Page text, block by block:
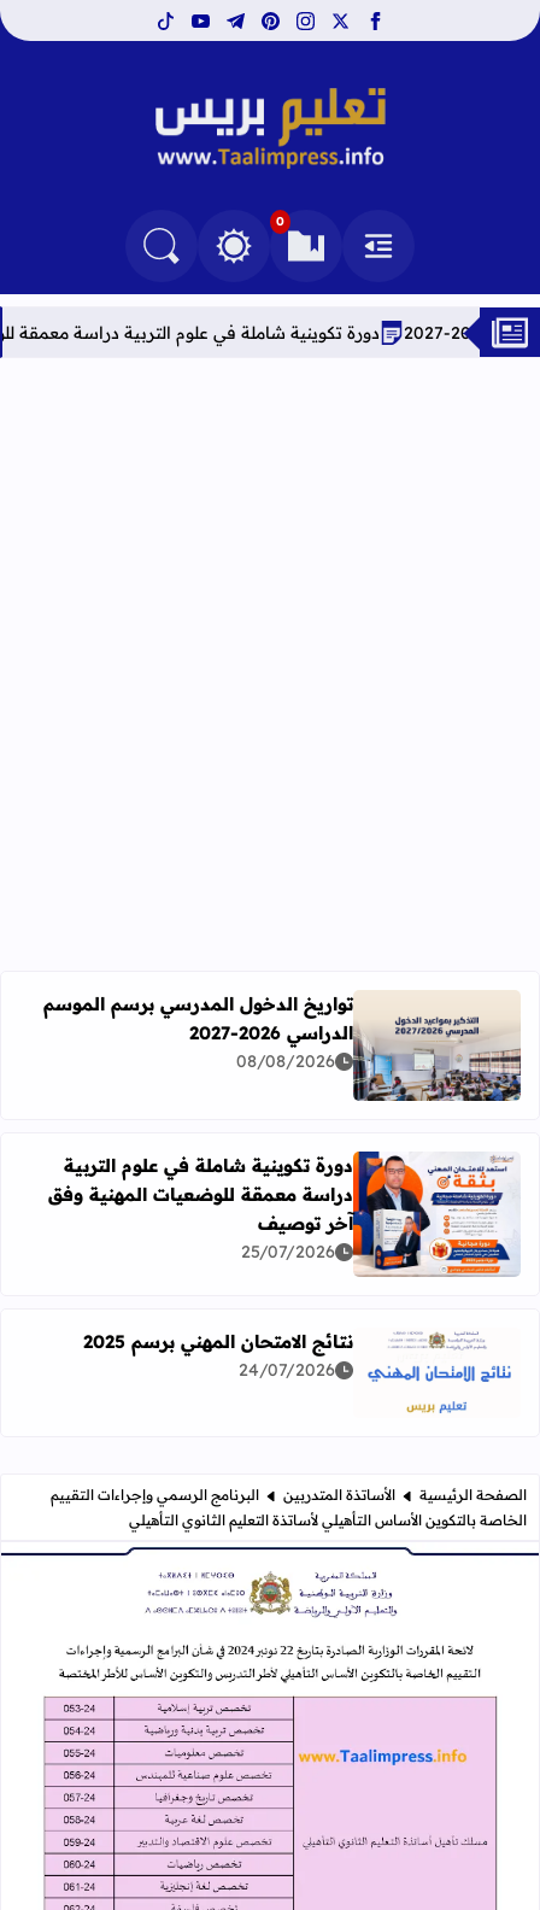
facebook
x
instagram
pinterest
telegram
youtube
tiktok
تعليم بريس TaalimPress
القائمة
0
العلامات المرجعيةالتغيير بين الوضع النهاري والداكن
البحث في المدونة
دورة تكوينية شاملة في علوم التربية دراسة معمقة للوضعيات المهنية
اقرأ المزيد عن تواريخ الدخول المدرسي برسم الموسم الدراسي 2026-
تواريخ الدخول المدرسي برسم الموسم
الدراسي 2026-2027
08/08/2026
اقرأ المزيد عن دورة تكوينية شاملة في علوم التربية
دورة تكوينية شاملة في علوم التربية
دراسة معمقة للوضعيات المهنية وفق
آخر توصيف
25/07/2026
اقرأ المزيد عن نتائج الامتحان المهني برسم 2025
نتائج الامتحان المهني برسم 2025
24/07/2026
الصفحة الرئيسية الأساتذة المتدربين
البرنامج الرسمي وإجراءات التقييم
الخاصة بالتكوين الأساس التأهيلي لأساتذة التعليم الثانوي التأهيلي
البرنامج الرسمي وإجراءات التقييم